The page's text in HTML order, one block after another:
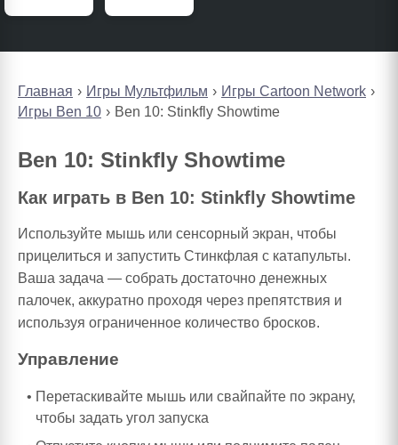
Главная Игры Мультфильм
Игры Cartoon Network
Игры Ben 10
Ben 10: Stinkfly Showtime
Ben 10: Stinkfly Showtime
Как играть в Ben 10: Stinkfly Showtime
Используйте мышь или сенсорный экран, чтобы
прицелиться и запустить Стинкфлая с катапульты.
Ваша задача — собрать достаточно денежных
палочек, аккуратно проходя через препятствия и
используя ограниченное количество бросков.
Управление
Перетаскивайте мышь или свайпайте по экрану,
чтобы задать угол запуска